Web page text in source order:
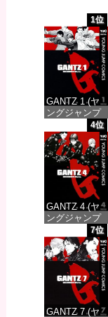
1位
GANTZ 1 (ヤ
ングジャンプ
コミックス
DIGITAL)
価格：¥100
4位
GANTZ 4 (ヤ
ングジャンプ
コミックス
DIGITAL)
価格：¥100
7位
GANTZ 7 (ヤ